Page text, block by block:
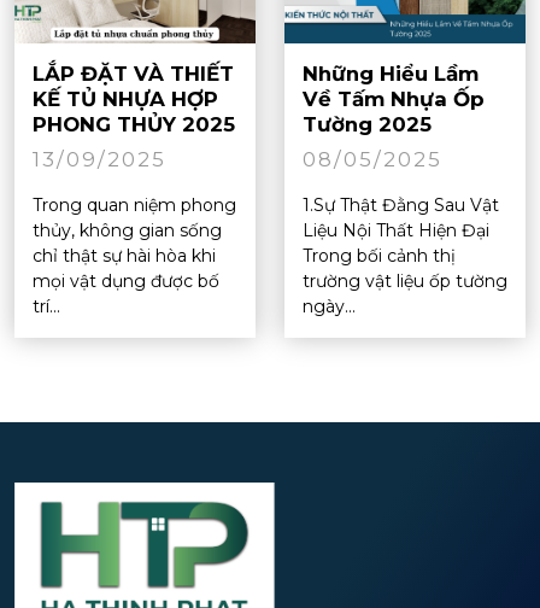
LẮP ĐẶT VÀ THIẾT
KẾ TỦ NHỰA HỢP
PHONG THỦY 2025
13/09/2025
Trong quan niệm phong
thủy, không gian sống
chỉ thật sự hài hòa khi
mọi vật dụng được bố
trí...
Những Hiểu Lầm
Về Tấm Nhựa Ốp
Tường 2025
08/05/2025
1.Sự Thật Đằng Sau Vật
Liệu Nội Thất Hiện Đại
Trong bối cảnh thị
trường vật liệu ốp tường
ngày...